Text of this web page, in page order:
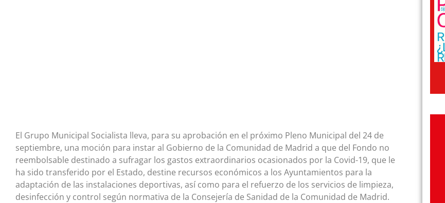
El Grupo Municipal Socialista lleva, para su aprobación en el próximo Pleno Municipal del 24 de
septiembre, una moción para instar al Gobierno de la Comunidad de Madrid a que del Fondo no
reembolsable destinado a sufragar los gastos extraordinarios ocasionados por la Covid-19, que le
ha sido transferido por el Estado, destine recursos económicos a los Ayuntamientos para la
adaptación de las instalaciones deportivas, así como para el refuerzo de los servicios de limpieza,
desinfección y control según normativa de la Consejería de Sanidad de la Comunidad de Madrid.